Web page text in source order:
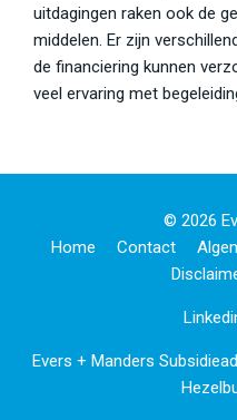
uitdagingen raken ook de
middelen. Er zijn
de financiering kunnen
veel ervaring met
© 2026
Home
Contact
Evers + Manders